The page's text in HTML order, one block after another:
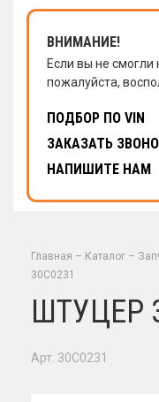
ВНИМАНИЕ!
Если вы не
пожалуйста,
ПОДБОР ПО VIN
ЗАКАЗАТЬ
НАПИШИТЕ НАМ
Главная – Каталог –
30C0231
ШТУЦЕР
Арт. 30C0231